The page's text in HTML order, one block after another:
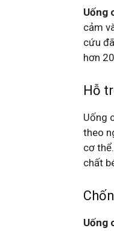
Uống
cảm
cứu
hơn
Hỗ
Uống
theo
cơ
chất
Uống